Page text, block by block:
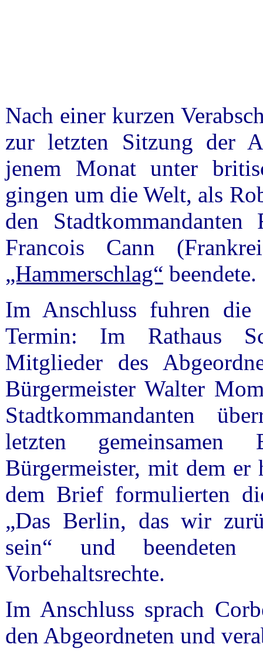
Nach einer kurzen
zur letzten Sitzung der
jenem Monat unter
gingen um die Welt, als
den
Francois Cann
„Hammerschlag“ beendete.
Im Anschluss fuhren
Termin: Im Rathaus
Mitglieder des
Bürgermeister Walter
Stadtkommandanten
letzten
Bürgermeister, mit dem er
dem Brief formulierten
„Das Berlin, das wir
sein“ und
Vorbehaltsrechte.
Im Anschluss sprach
den Abgeordneten und